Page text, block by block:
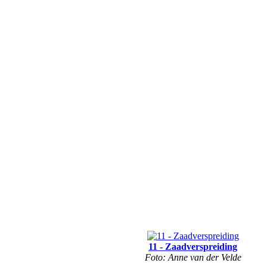
11 - Zaadverspreiding
Foto: Anne van der Velde